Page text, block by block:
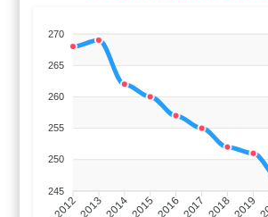
270
265
260
255
250
245
201220132014201520162017 20182019